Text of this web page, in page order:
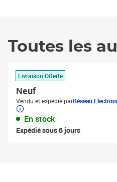
Toutes les
Livraison Offerte
Neuf
Vendu et expédié parRéseau
En stock
Expédié sous 6 jours